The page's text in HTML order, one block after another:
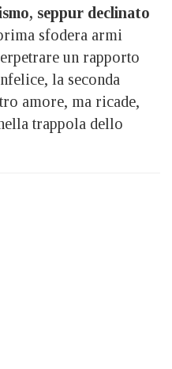
seppur declinato
sfodera armi
un rapporto
la seconda
amore, ma ricade,
trappola dello